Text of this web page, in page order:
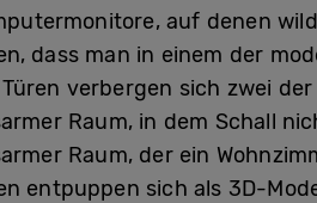
auf denen
dass man in einem der
verbergen sich zwei
Raum, in dem Schall
Raum, der ein
entpuppen sich als 3D-